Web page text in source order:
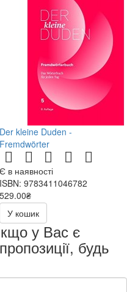
Der kleine Duden -
Fremdwörter
Є в наявності
ISBN: 9783411046782
529.00₴
У кошик
у Вас є
будь